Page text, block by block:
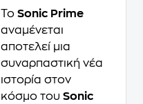
Το Sonic Prime
αναμένεται
αποτελεί μια
συναρπαστική νέα
ιστορία στον
κόσμο του Sonic